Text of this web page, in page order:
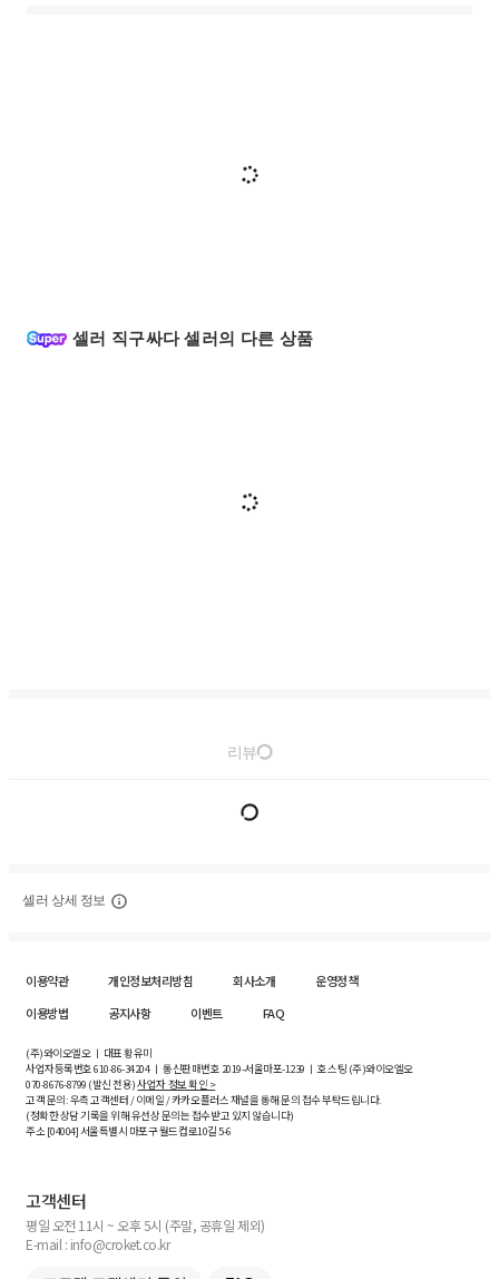
셀러 직구싸다 셀러의 다른 상품
리뷰
셀러 상세 정보
이용약관 개인정보처리방침 회사소개
운영정책
이용방법
공지사항 이벤트 FAQ
(주)와이오엘오 ㅣ 대표 황유미
사업자등록번호610-86-34204ㅣ 통신판매번호 2019-서울마포-1239 ㅣ 호스팅 (주)와이오엘오
070-8676-8799 (발신 전용)사업자 정보 확인 >
고객 문의: 우측 고객센터 / 이메일 / 카카오플러스 채널을 통해 문의 접수 부탁드립니다.
(정확한 상담 기록을 위해 유선상 문의는 접수받고 있지 않습니다)
주소 [04004] 서울특별시 마포구 월드컵로10길5-6
고객센터
평일 오전 11시 ~ 오후 5시 (주말, 공휴일 제외)
E-mail : info@croket.co.kr